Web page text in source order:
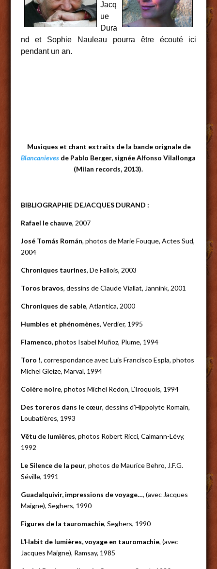
Jacq
ue
Dura
nd et Sophie Nauleau pourra être écouté ici
pendant un an.
Musiques et chant extraits de la bande orignale de
Blancanieves de Pablo Berger, signée Alfonso Vilallonga
(Milan records, 2013).
BIBLIOGRAPHIE DEJACQUES DURAND :
Rafael le chauve, 2007
José Tomás Román, photos de Marie Fouque, Actes Sud,
2004
Chroniques taurines, De Fallois, 2003
Toros bravos, dessins de Claude Viallat, Jannink, 2001
Chroniques de sable, Atlantica, 2000
Humbles et phénomènes, Verdier, 1995
Flamenco, photos Isabel Muñoz, Plume, 1994
Toro !, correspondance avec Luis Francisco Espla, photos
Michel Gleize, Marval, 1994
Colère noire, photos Michel Redon, L’Iroquois, 1994
Des toreros dans le cœur, dessins d’Hippolyte Romain,
Loubatières, 1993
Vêtu de lumières, photos Robert Ricci, Calmann-Lévy,
1992
Le Silence de la peur, photos de Maurice Behro, J.F.G.
Séville, 1991
Guadalquivir, impressions de voyage…, (avec Jacques
Maigne), Seghers, 1990
Figures de la tauromachie, Seghers, 1990
L’Habit de lumières, voyage en tauromachie, (avec
Jacques Maigne), Ramsay, 1985